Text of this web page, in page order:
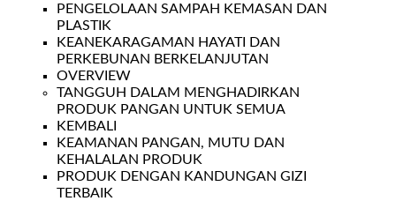
PENGELOLAAN SAMPAH KEMASAN DAN
PLASTIK
KEANEKARAGAMAN HAYATI DAN
PERKEBUNAN BERKELANJUTAN
OVERVIEW
TANGGUH DALAM MENGHADIRKAN
PRODUK PANGAN UNTUK SEMUA
KEMBALI
KEAMANAN PANGAN, MUTU DAN
KEHALALAN PRODUK
PRODUK DENGAN KANDUNGAN GIZI
TERBAIK